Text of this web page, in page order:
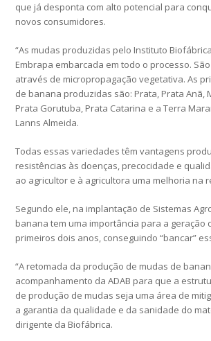
que já desponta com alto potencial para
novos consumidores.
“As mudas produzidas pelo Instituto
Embrapa embarcada em todo o processo.
através de micropropagação vegetativa. As
de banana produzidas são: Prata, Prata Anã,
Prata Gorutuba, Prata Catarina e a Terra
Lanns Almeida.
Todas essas variedades têm vantagens
resistências às doenças, precocidade e
ao agricultor e à agricultora uma melhoria na
Segundo ele, na implantação de Sistemas
banana tem uma importância para a geração
primeiros dois anos, conseguindo “bancar”
“A retomada da produção de mudas de
acompanhamento da ADAB para que a
de produção de mudas seja uma área de
a garantia da qualidade e da sanidade do
dirigente da Biofábrica.